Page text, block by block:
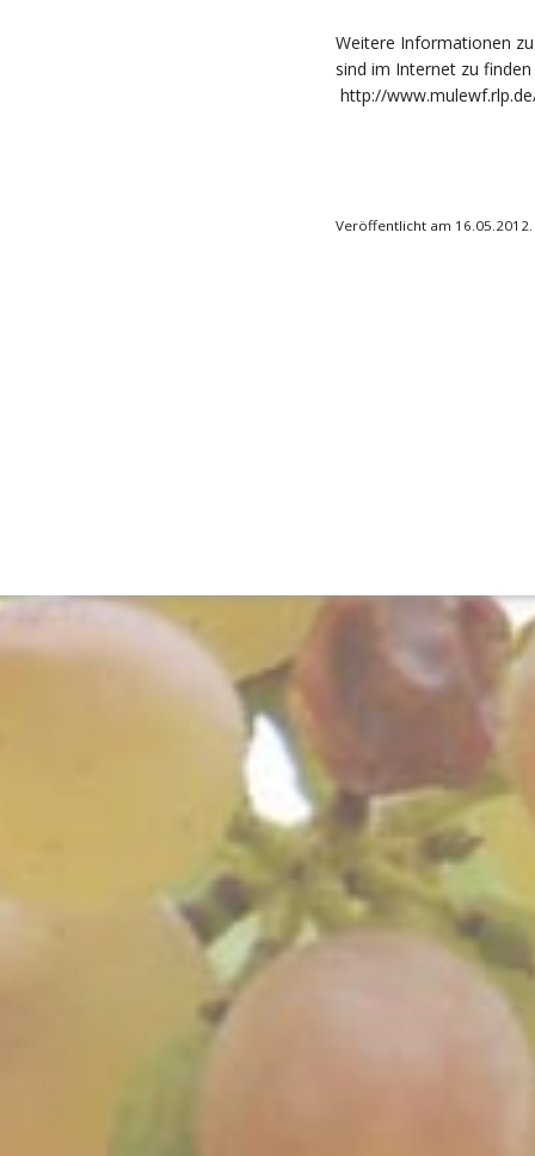
Weitere Informationen
sind im Internet zu
http://
Veröffentlicht am 16.05.2012.